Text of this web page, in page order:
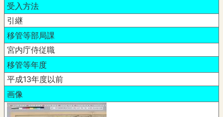
受入方法
引継
移管等部局課
宮内庁侍従職
移管等年度
平成13年度以前
画像